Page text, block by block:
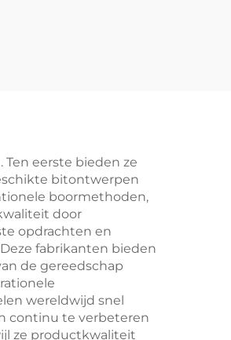
eerste bieden ze
bitontwerpen
boormethoden,
door
opdrachten en
fabrikanten bieden
de gereedschap
wereldwijd snel
continu te verbeteren
ze productkwaliteit